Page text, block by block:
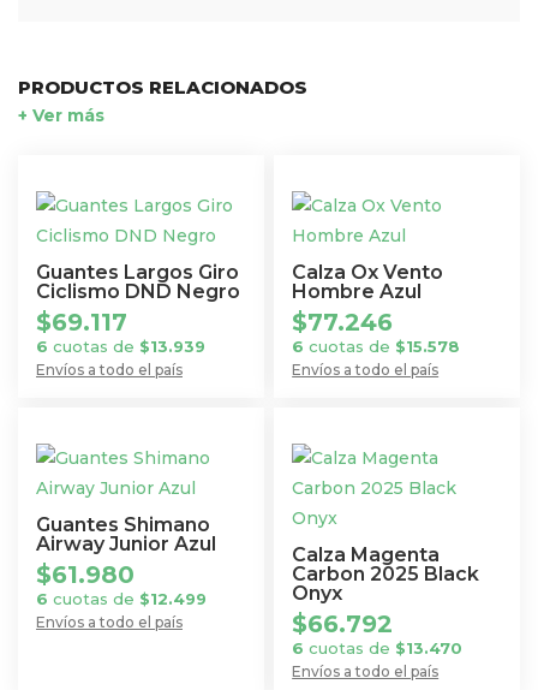
PRODUCTOS RELACIONADOS
+ Ver más
Guantes Largos Giro
Ciclismo DND Negro
Envíos a todo el país
$69.117
6 cuotas de $13.939
tiene
múltiples
variantes.
Las
opciones
se
pueden
Calza Ox Vento
Hombre Azul
Envíos a todo el país
$77.246
6 cuotas de $15.578
tiene
múltiples
variantes.
Las
opciones
se
pueden
elegir
Guantes Shimano
Airway Junior Azul
Envíos a todo el país
$61.980
6 cuotas de $12.499
Calza Magenta
Carbon 2025 Black
Onyx
Envíos a todo el país
$66.792
6 cuotas de $13.470